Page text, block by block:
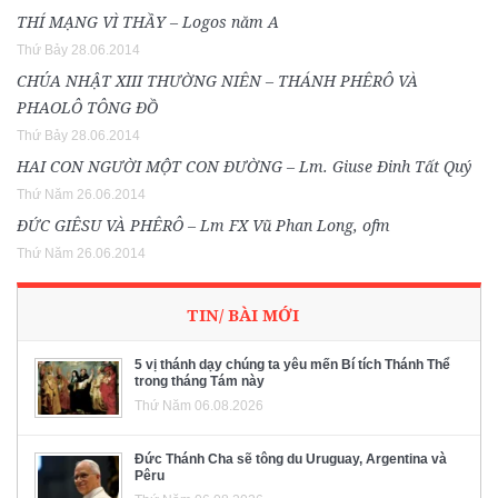
THÍ MẠNG VÌ THẦY – Logos năm A
Thứ Bảy 28.06.2014
CHÚA NHẬT XIII THƯỜNG NIÊN – THÁNH PHÊRÔ VÀ
PHAOLÔ TÔNG ĐỒ
Thứ Bảy 28.06.2014
HAI CON NGƯỜI MỘT CON ÐƯỜNG – Lm. Giuse Đinh Tất Quý
Thứ Năm 26.06.2014
ĐỨC GIÊSU VÀ PHÊRÔ – Lm FX Vũ Phan Long, ofm
Thứ Năm 26.06.2014
TIN/ BÀI MỚI
5 vị thánh dạy chúng ta yêu mến Bí tích Thánh Thể
trong tháng Tám này
Thứ Năm 06.08.2026
Đức Thánh Cha sẽ tông du Uruguay, Argentina và
Pêru